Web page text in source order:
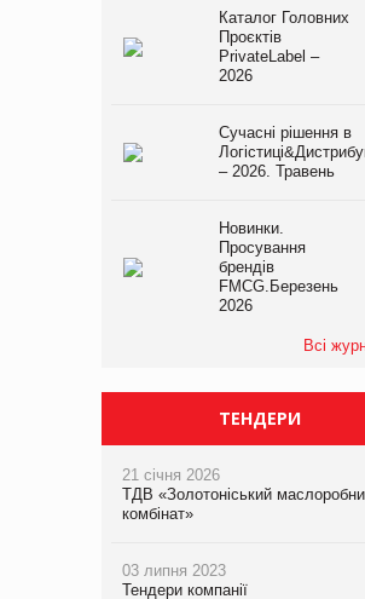
Каталог Головних
Проєктів
PrivateLabel –
2026
Сучасні рішення в
– 2026. Травень
Новинки.
Просування
брендів
FMCG.Березень
2026
Всі
ТЕНДЕРИ
21 січня 2026
ТДВ «Золотоніський
комбінат»
03 липня 2023
Тендери компанії